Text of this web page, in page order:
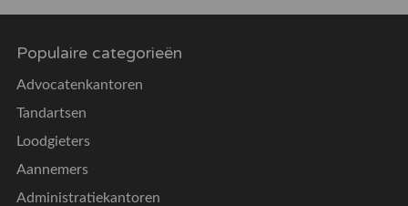
Populaire categorieën
Advocatenkantoren
Tandartsen
Loodgieters
Aannemers
Administratiekantoren